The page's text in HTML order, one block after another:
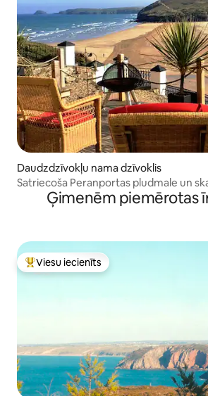
Daudzdzīvokļu nama dzīvoklis
Satriecoša Peranportas pludmale un
KornvolāĢimenēm piemērotas
Populārs viesu iecienīts mājoklis
Viesu iecienīts